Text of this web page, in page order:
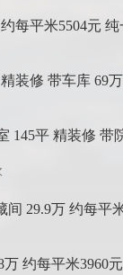
每平米5504元
装修 带车库 69
145平 精装修 带
29.9万 约每平
约每平米3960元